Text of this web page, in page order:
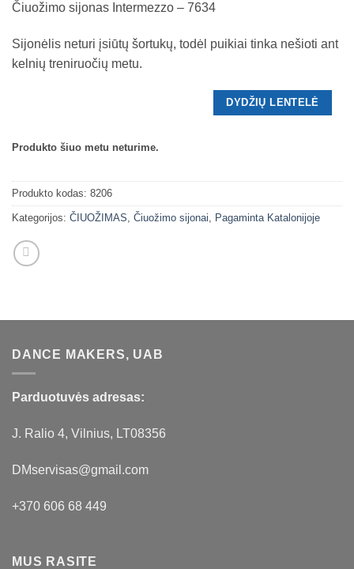
Čiuožimo sijonas Intermezzo – 7634
Sijonėlis neturi įsiūtų šortukų, todėl puikiai tinka nešioti ant
kelnių treniruočių metu.
DYDŽIŲ LENTELĖ
Produkto šiuo metu neturime.
Produkto kodas: 8206
Kategorijos: ČIUOŽIMAS Čiuožimo sijonai Pagaminta Katalonijoje
DANCE MAKERS, UAB
Parduotuvės adresas:
J. Ralio 4, Vilnius, LT08356
DMservisas@gmail.com
+370 606 68 449
MUS RASITE